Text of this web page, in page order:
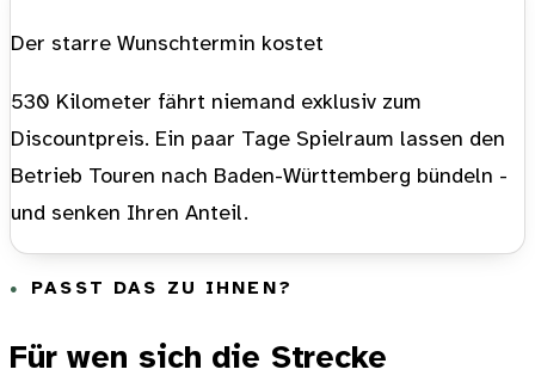
Der starre Wunschtermin kostet
530 Kilometer fährt niemand exklusiv zum
Discountpreis. Ein paar Tage Spielraum lassen den
Betrieb Touren nach Baden-Württemberg bündeln -
und senken Ihren Anteil.
PASST DAS ZU IHNEN?
Für wen sich die Strecke